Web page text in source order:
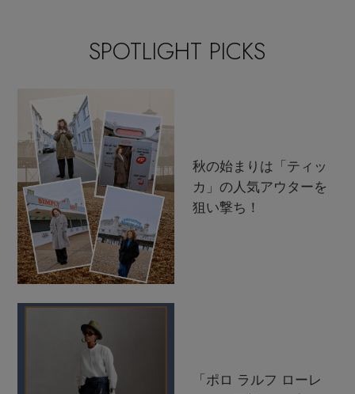
SPOTLIGHT PICKS
秋の始まりは「ティッ
カ」の人気アウターを
狙い撃ち！
「ポロ ラルフ ローレ